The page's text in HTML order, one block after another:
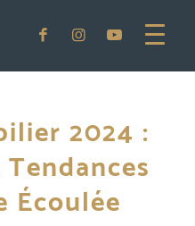
2024 :
Écoulée